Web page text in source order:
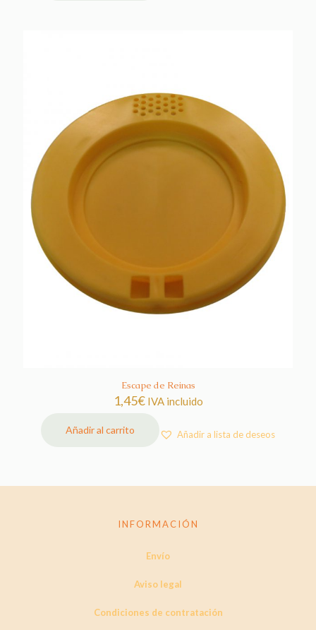
Escape de Reinas
1,45€ IVA incluido
Añadir al carrito Añadir a lista de deseos
INFORMACIÓN
Envío
Aviso legal
Condiciones de contratación